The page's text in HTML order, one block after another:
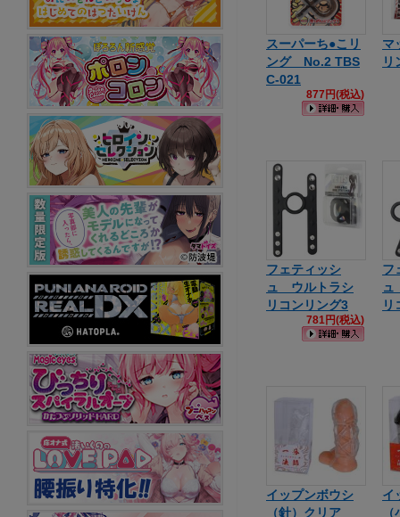
スーパーち●こリ
ング No.2 TBS
C-021
877円(税込)
マ
リ
フェティッシ
ュ ウルトラシ
リコンリング3
781円(税込)
フ
ュ
リ
イップンボウシ
（針）クリア
イ